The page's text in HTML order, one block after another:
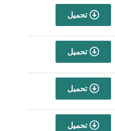
تحميل
تحميل
تحميل
تحميل